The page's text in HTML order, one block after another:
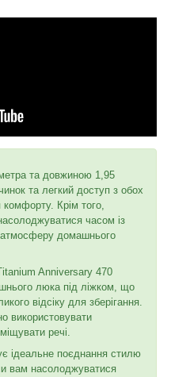
та довжиною 1,95
та легкий доступ з обох
Крім того,
часом із
домашнього
Anniversary 470
люка під ліжком, що
відсіку для зберігання.
використовувати
речі.
ідеальне поєднання стилю
вам насолоджуватися